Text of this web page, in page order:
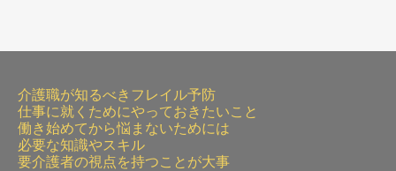
介護職が知るべきフレイル予防
仕事に就くためにやっておきたいこと
働き始めてから悩まないためには
必要な知識やスキル
要介護者の視点を持つことが大事